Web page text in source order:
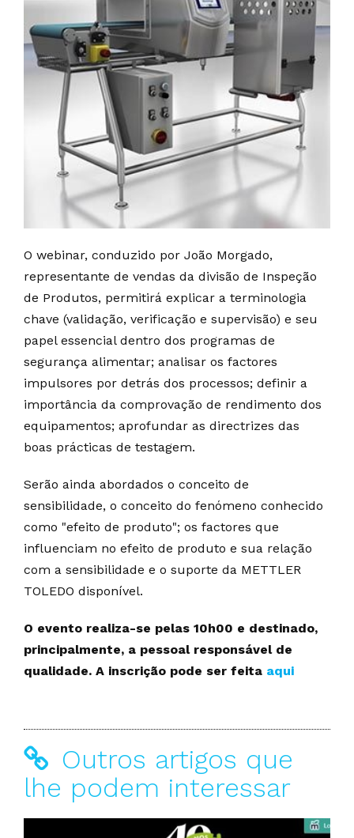
O webinar, conduzido por João Morgado,
representante de vendas da divisão de Inspeção
de Produtos, permitirá explicar a terminologia
chave (validação, verificação e supervisão) e seu
papel essencial dentro dos programas de
segurança alimentar; analisar os factores
impulsores por detrás dos processos; definir a
importância da comprovação de rendimento dos
equipamentos; aprofundar as directrizes das
boas prácticas de testagem.
Serão ainda abordados o conceito de
sensibilidade, o conceito do fenómeno conhecido
como "efeito de produto"; os factores que
influenciam no efeito de produto e sua relação
com a sensibilidade e o suporte da METTLER
TOLEDO disponível.
O evento realiza-se pelas 10h00 e destinado,
principalmente, a pessoal responsável de
qualidade. A inscrição pode ser feita aqui
Outros artigos que
lhe podem interessar